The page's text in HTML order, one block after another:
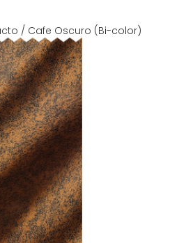
/ Cafe Oscuro (Bi-color)